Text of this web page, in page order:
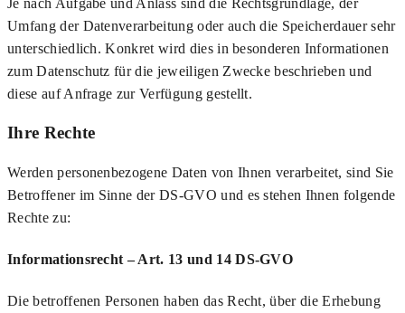
Umfang der Datenverarbeitung oder auch die Speicherdauer sehr
unterschiedlich. Konkret wird dies in besonderen Informationen
zum Datenschutz für die jeweiligen Zwecke beschrieben und
diese auf Anfrage zur Verfügung gestellt.
Ihre Rechte
Werden personenbezogene Daten von Ihnen verarbeitet, sind Sie
Betroffener im Sinne der DS-GVO und es stehen Ihnen folgende
Rechte zu:
Informationsrecht – Art. 13 und 14 DS-GVO
Die betroffenen Personen haben das Recht, über die Erhebung